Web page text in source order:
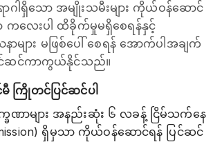
ဂါရှိသော အမျိုးသမီးများ ကိုယ်ဝန်ဆောင်
ကလေးပါ ထိခိုက်မှုမရှိစေရန်နှင့်
ျား မဖြစ်ပေါ် စေရန် အောက်ပါအချက်
င်ဆင်ကာကွယ်နိုင်သည်။
ကြိုတင်ပြင်ဆင်ပါ
ခဏာများ အနည်းဆုံး ၆ လခန့် ငြိမ်သက်နေ
ရှိမှသာ ကိုယ်ဝန်ဆောင်ရန် ပြင်ဆင်